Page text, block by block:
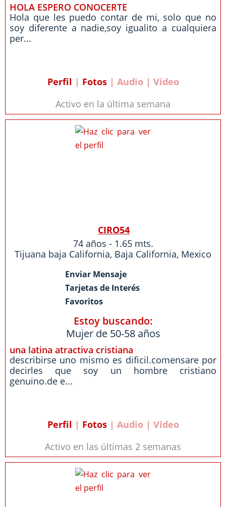
HOLA ESPERO CONOCERTE
Hola que les puedo contar de mi, solo que no
soy diferente a nadie,soy igualito a cualquiera
per...
Perfil | Fotos| Audio | Video
Activo en la última semana
CIRO54
74 años - 1.65 mts.
Tijuana baja California, Baja California, Mexico
Enviar Mensaje
Tarjetas de Interés
Favoritos
Estoy buscando:
Mujer de 50-58 años
una latina atractiva cristiana
describirse uno mismo es dificil.comensare por
decirles que soy un hombre cristiano
genuino.de e...
Perfil | Fotos| Audio | Video
Activo en las últimas 2 semanas